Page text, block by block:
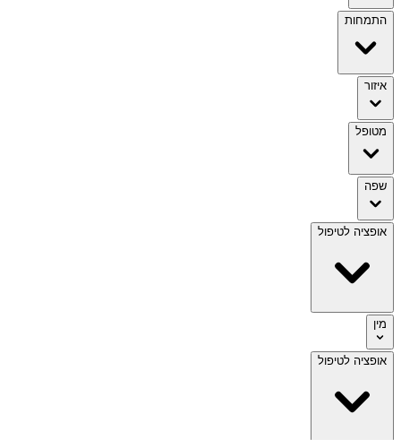
התמחות
איזור
מטופל
שפה
אופציה לטיפול
מין
אופציה לטיפול